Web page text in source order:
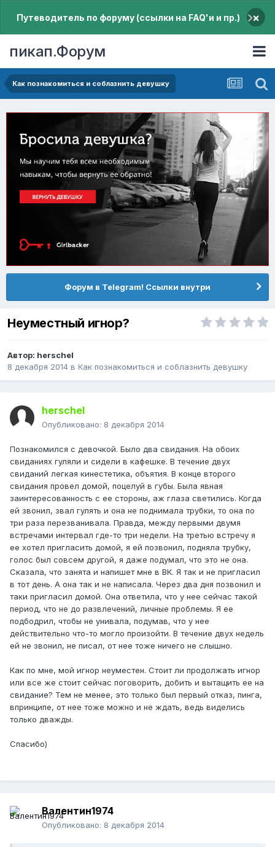
Путеводитель по форуму (ссылки на FAQ'и и пр.) ×
пикап.Форум
Как познакомиться и соблазнить девушку
Форум в Telegram! Ссылки внутри
Неуместный игнор?
Автор: herschel
8 декабря 2014 в Как познакомиться и соблазнить девушку
herschel
Опубликовано: 8 декабря 2014
Познакомился с девочкой. Было два свидания. На обоих
свиданиях гуляли и сидели в кафешке. В течение двух
свиданий легкая кинестетика, объятия. В конце второго
свидания провел домой, поцелуй в губы. Была явная
заинтересованность с ее стороны, аж глаза светились. Когда
ей звонил, звал гулять и она не поднимала трубки, то она по
три раза перезванивала. Правда, между первыми двумя
встречами интервал где-то три недели. На третью встречу я
ее хотел пригласить домой, я ей позвонил, подняла трубку,
голос был совсем другой, я даже подумал, что это не она.
Сказала, что занята и напишет мне в ВК. Я так и не пригласил
в тот день. А она так и не написала. Через два дня позвонил и
таки пригласил домой. Она ответила, что у нее сейчас такой
период, что не до развлечений, личные проблемы. Я ее
подбодрил, чтобы не унивала, подумав, что у нее
действительно что-то могло произойти. В течение двух недель
ей не звонил, не писал, от нее тоже ничего не слышно.
Как по мне, мой игнор неуместен. Стоит ли продолжать игнор
или все же стоит сейчас поговорить, добить и вытащить ее на
свидание? Тем не менее, это только был первый отказ, пинга,
впринципе, от нее тоже можно и не ждать, ведь виделись
только дважды.
Спасибо)
Валентин1974
Опубликовано: 8 декабря 2014